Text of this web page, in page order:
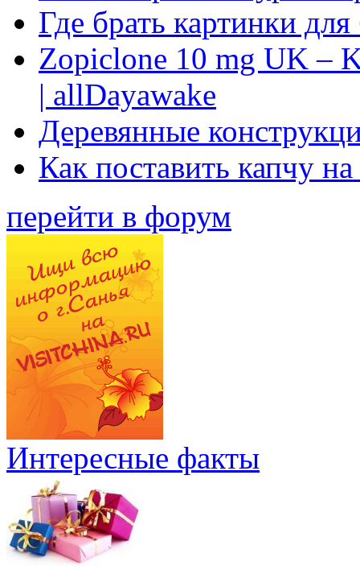
Где брать картинки
Zopiclone 10 mg UK –
| allDayawake
Деревянные
Как поставить капчу
перейти в форум
Интересные факты